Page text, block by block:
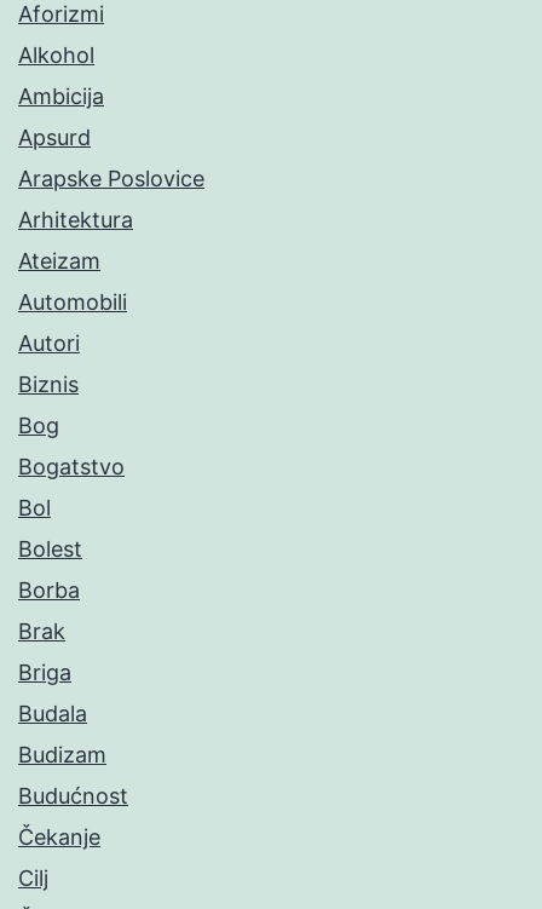
Aforizmi
Alkohol
Ambicija
Apsurd
Arapske Poslovice
Arhitektura
Ateizam
Automobili
Autori
Biznis
Bog
Bogatstvo
Bol
Bolest
Borba
Brak
Briga
Budala
Budizam
Budućnost
Čekanje
Cilj